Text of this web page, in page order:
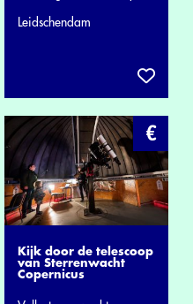
Leidschendam
Kijk door de telescoop
van Sterrenwacht
Copernicus